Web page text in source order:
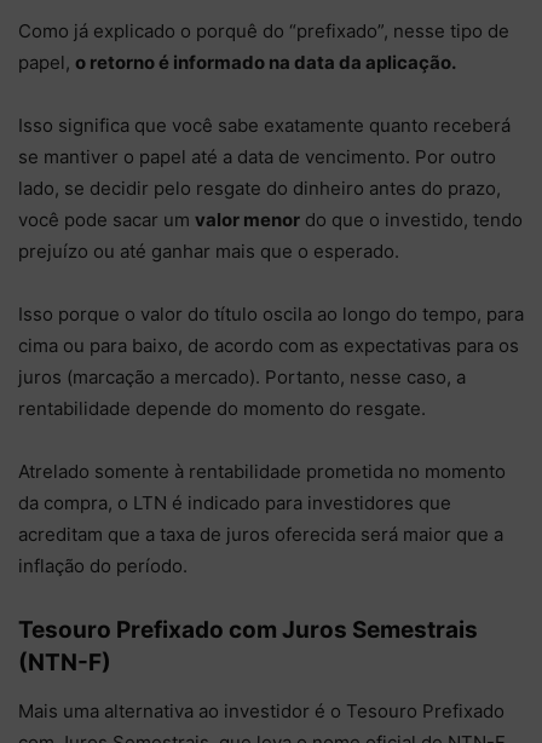
Como já explicado o porquê do “prefixado”, nesse tipo de
papel, o retorno é informado na data da aplicação.
Isso significa que você sabe exatamente quanto receberá
se mantiver o papel até a data de vencimento. Por outro
lado, se decidir pelo resgate do dinheiro antes do prazo,
você pode sacar um valor menor do que o investido, tendo
prejuízo ou até ganhar mais que o esperado.
Isso porque o valor do título oscila ao longo do tempo, para
cima ou para baixo, de acordo com as expectativas para os
juros (marcação a mercado). Portanto, nesse caso, a
rentabilidade depende do momento do resgate.
Atrelado somente à rentabilidade prometida no momento
da compra, o LTN é indicado para investidores que
acreditam que a taxa de juros oferecida será maior que a
inflação do período.
Tesouro Prefixado com Juros Semestrais
(NTN-F)
Mais uma alternativa ao investidor é o Tesouro Prefixado